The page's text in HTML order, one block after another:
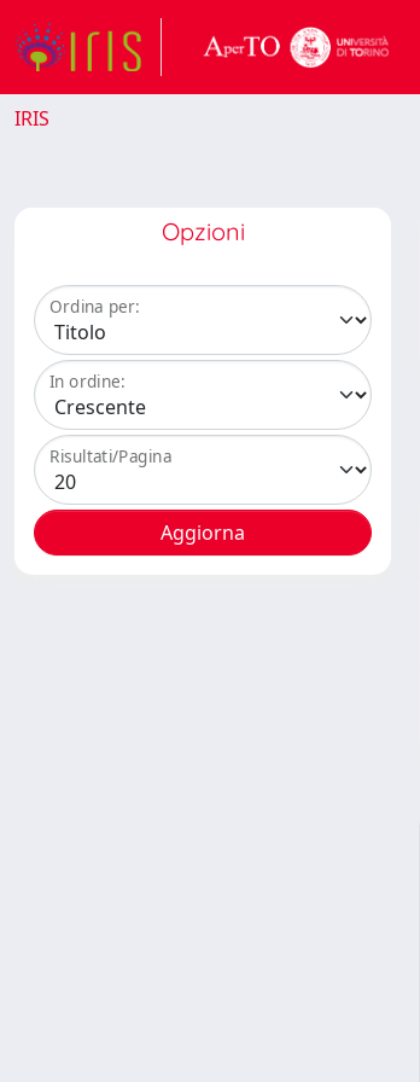
IRIS
Opzioni
Ordina per:
In ordine:
Risultati/Pagina